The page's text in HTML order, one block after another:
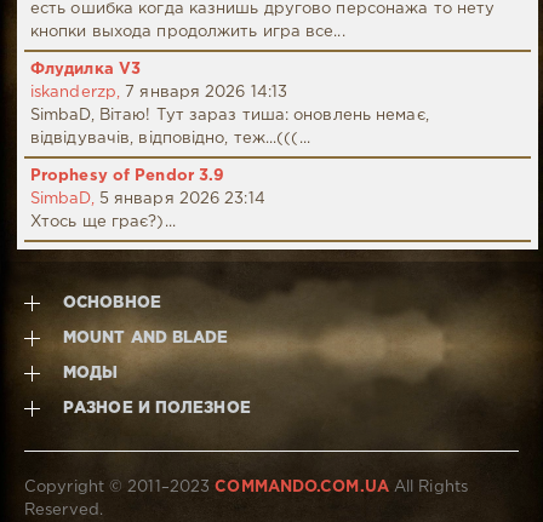
есть ошибка когда казнишь другово персонажа то нету
кнопки выхода продолжить игра все...
Флудилка V3
iskanderzp,
7 января 2026 14:13
SimbaD, Вітаю! Тут зараз тиша: оновлень немає,
відвідувачів, відповідно, теж...(((...
Prophesy of Pendor 3.9
SimbaD,
5 января 2026 23:14
Хтось ще грає?)...
ОСНОВНОЕ
MOUNT AND BLADE
МОДЫ
РАЗНОЕ И ПОЛЕЗНОЕ
Copyright © 2011–2023COMMANDO.COM.UAAll Rights
Reserved.